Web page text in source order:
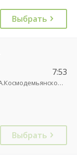
Выбрать
7:53
Памятник А.Космодемьянскому(Балтийское шоссе) трасса
Выбрать